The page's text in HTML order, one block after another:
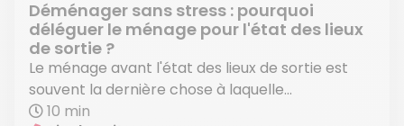
Déménager sans stress : pourquoi
déléguer le ménage pour l'état des lieux
de sortie ?
Le ménage avant l'état des lieux de sortie est
souvent la dernière chose à laquelle...
10 min